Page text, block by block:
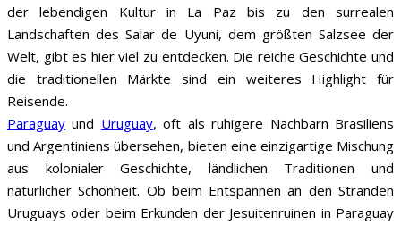
der lebendigen Kultur in La Paz bis zu den surrealen
Landschaften des Salar de Uyuni, dem größten Salzsee der
Welt, gibt es hier viel zu entdecken. Die reiche Geschichte und
die traditionellen Märkte sind ein weiteres Highlight für
Reisende.
Paraguay und Uruguay, oft als ruhigere Nachbarn Brasiliens
und Argentiniens übersehen, bieten eine einzigartige Mischung
aus kolonialer Geschichte, ländlichen Traditionen und
natürlicher Schönheit. Ob beim Entspannen an den Stränden
Uruguays oder beim Erkunden der Jesuitenruinen in Paraguay